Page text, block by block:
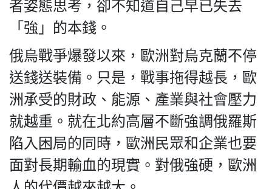
All
rights
者姿態思考，卻不知道自己早已失去
「強」的本錢。
俄烏戰爭爆發以來，歐洲對烏克蘭不停
送錢送裝備。只是，戰事拖得越長，歐
洲承受的財政、能源、產業與社會壓力
就越重。就在北約高層不斷強調俄羅斯
陷入困局的同時，歐洲民眾和企業也要
面對長期輸血的現實。對俄強硬，歐洲